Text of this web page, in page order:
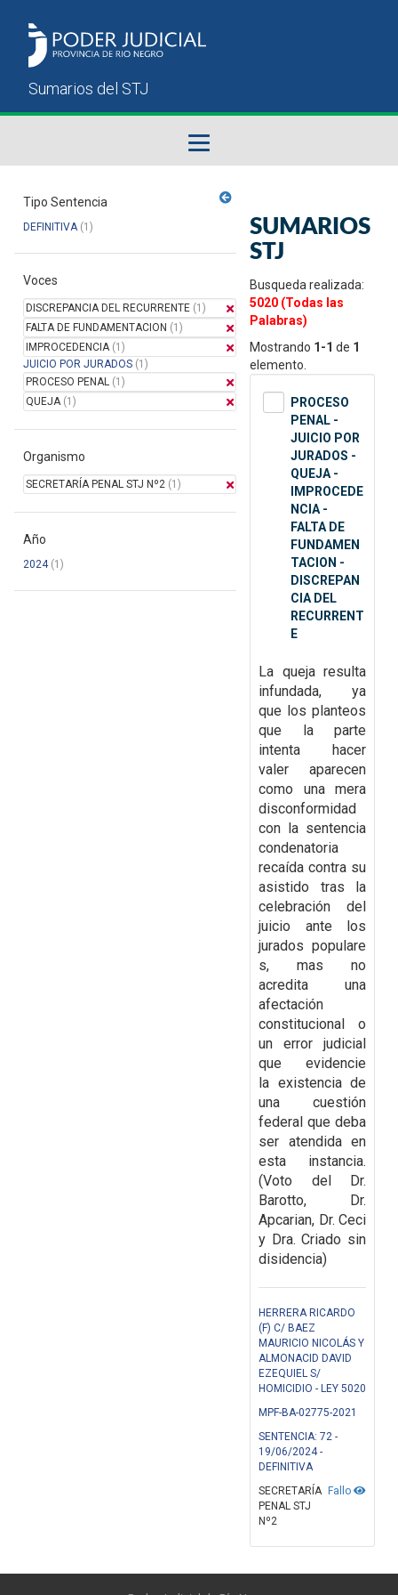
Sumarios del STJ
Manual del Usuario
Tipo Sentencia
DEFINITIVA(1)
Voces
DISCREPANCIA DEL RECURRENTE (1)
FALTA DE FUNDAMENTACION (1)
IMPROCEDENCIA(1)
JUICIO POR JURADOS (1)
PROCESO PENAL (1)
QUEJA(1)
Organismo
SECRETARÍA PENAL STJ Nº2 (1)
Año
2024(1)
SUMARIOS
STJ
Busqueda realizada:
5020 (Todas las
Palabras)
Mostrando 1-1 de 1
elemento.
PROCESO
PENAL -
JUICIO POR
JURADOS -
QUEJA -
IMPROCEDE
NCIA -
FALTA DE
FUNDAMEN
TACION -
DISCREPAN
CIA DEL
RECURRENT
E
La queja resulta
infundada, ya
que los planteos
que la parte
intenta hacer
valer aparecen
como una mera
disconformidad
con la sentencia
condenatoria
recaída contra su
asistido tras la
celebración del
juicio ante los
jurados populare
s, mas no
acredita una
afectación
constitucional o
un error judicial
que evidencie
la existencia de
una cuestión
federal que deba
ser atendida en
esta instancia.
(Voto del Dr.
Barotto, Dr.
Apcarian, Dr. Ceci
y Dra. Criado sin
disidencia)
HERRERA RICARDO
(F) C/ BAEZ
MAURICIO NICOLÁS Y
ALMONACID DAVID
EZEQUIEL S/
HOMICIDIO - LEY 5020
MPF-BA-02775-2021
SENTENCIA: 72 -
19/06/2024 -
DEFINITIVA
Fallo
SECRETARÍA
PENAL STJ
Nº2